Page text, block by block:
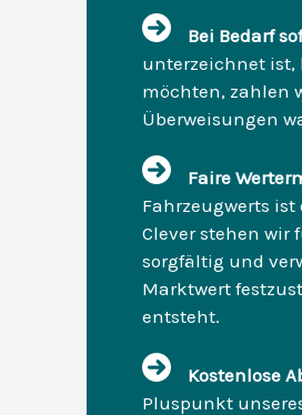
Bei Bedarf
unterzeichnet ist,
möchten, zahlen
Überweisungen
Faire
Fahrzeugwerts
Clever stehen wir
sorgfältig und
Marktwert
entsteht.
Kostenlose
Pluspunkt